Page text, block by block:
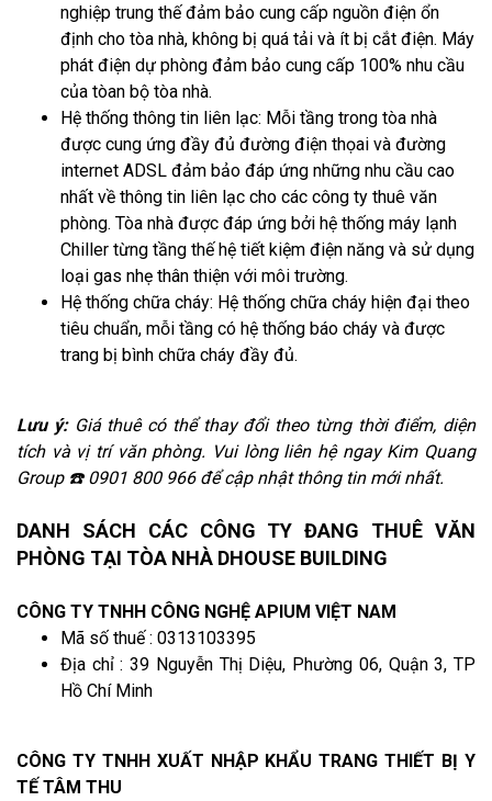
nghiệp trung thế đảm bảo cung cấp nguồn điện ổn
định cho tòa nhà, không bị quá tải và ít bị cắt điện. Máy
phát điện dự phòng đảm bảo cung cấp 100% nhu cầu
của tòan bộ tòa nhà.
Hệ thống thông tin liên lạc: Mỗi tầng trong tòa nhà
được cung ứng đầy đủ đường điện thọai và đường
internet ADSL đảm bảo đáp ứng những nhu cầu cao
nhất về thông tin liên lạc cho các công ty thuê văn
phòng. Tòa nhà được đáp ứng bởi hệ thống máy lạnh
Chiller từng tầng thế hệ tiết kiệm điện năng và sử dụng
loại gas nhẹ thân thiện với môi trường.
Hệ thống chữa cháy: Hệ thống chữa cháy hiện đại theo
tiêu chuẩn, mỗi tầng có hệ thống báo cháy và được
trang bị bình chữa cháy đầy đủ.
Lưu ý: Giá thuê có thể thay đổi theo từng thời điểm, diện
tích và vị trí văn phòng. Vui lòng liên hệ ngay Kim Quang
Group ☎️ 0901 800 966 để cập nhật thông tin mới nhất.
DANH SÁCH CÁC CÔNG TY ĐANG THUÊ VĂN
PHÒNG TẠI TÒA NHÀ DHOUSE BUILDING
CÔNG TY TNHH CÔNG NGHỆ APIUM VIỆT NAM
Mã số thuế : 0313103395
Địa chỉ : 39 Nguyễn Thị Diệu, Phường 06, Quận 3, TP
Hồ Chí Minh
CÔNG TY TNHH XUẤT NHẬP KHẨU TRANG THIẾT BỊ Y
TẾ TÂM THU